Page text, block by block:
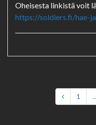
Oheisesta linkistä voit
https://soldiers.fi/hae-
1